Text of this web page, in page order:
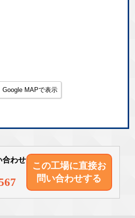
Google MAPで表示
合わせ
この工場に直接お
問い合わせする